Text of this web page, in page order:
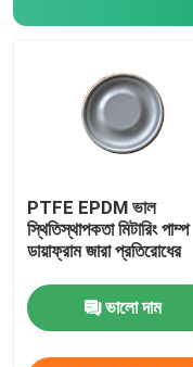
PTFE EPDM ভাল
স্থিতিস্থাপকতা মিটারিং পাম্প
ডায়াফ্রাম জারা প্রতিরোধের
ভালো দাম